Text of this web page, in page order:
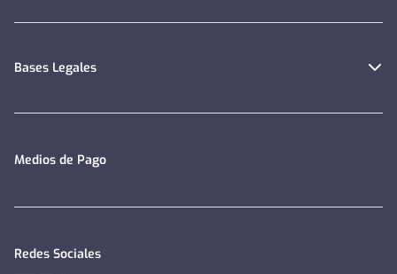
Bases Legales
Medios de Pago
Redes Sociales